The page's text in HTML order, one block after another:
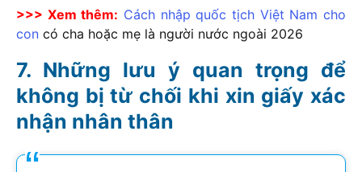
>>> Xem thêm: Cách nhập quốc tịch Việt Nam cho
con có cha hoặc mẹ là người nước ngoài 2026
Những lưu ý quan trọng để
không bị từ chối khi xin giấy xác
nhận nhân thân